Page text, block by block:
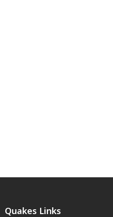
Quakes Links